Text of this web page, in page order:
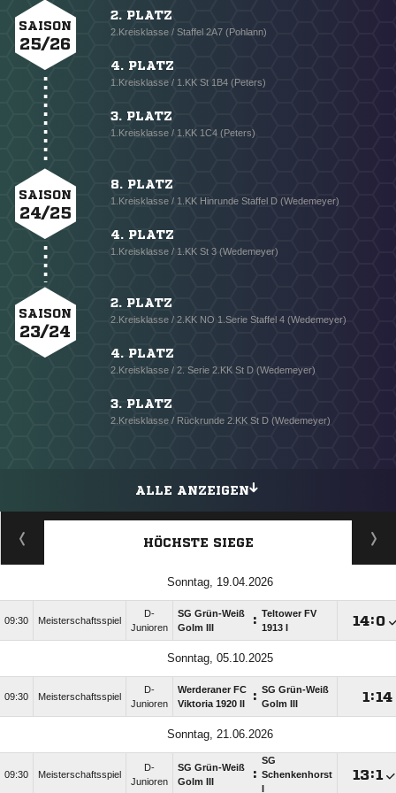
SAISON
25/26
2. PLATZ
2.Kreisklasse / Staffel 2A7 (Pohlann)
4. PLATZ
1.Kreisklasse / 1.KK St 1B4 (Peters)
3. PLATZ
1.Kreisklasse / 1.KK 1C4 (Peters)
SAISON
24/25
8. PLATZ
1.Kreisklasse / 1.KK Hinrunde Staffel D (Wedemeyer)
4. PLATZ
1.Kreisklasse / 1.KK St 3 (Wedemeyer)
SAISON
23/24
2. PLATZ
2.Kreisklasse / 2.KK NO 1.Serie Staffel 4 (Wedemeyer)
4. PLATZ
2.Kreisklasse / 2. Serie 2.KK St D (Wedemeyer)
3. PLATZ
2.Kreisklasse / Rückrunde 2.KK St D (Wedemeyer)
ALLE ANZEIGEN
HÖCHSTE SIEGE
Sonntag, 19.04.2026
09:30 Meisterschaftsspiel
D-
Junioren
SG Grün-Weiß
Golm III
: Teltower FV
1913 I
:
Sonntag, 05.10.2025
09:30 Meisterschaftsspiel
D-
Junioren
Werderaner FC
Viktoria 1920 II
: SG Grün-Weiß
Golm III
:
Sonntag, 21.06.2026
09:30 Meisterschaftsspiel
D-
Junioren
SG Grün-Weiß
Golm III
:
SG
Schenkenhorst
: